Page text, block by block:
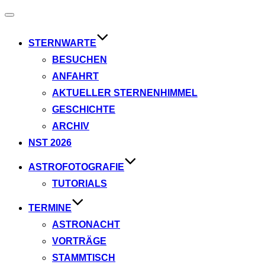
Navigation
STERNWARTE
BESUCHEN
ANFAHRT
AKTUELLER STERNENHIMMEL
GESCHICHTE
ARCHIV
NST 2026
ASTROFOTOGRAFIE
TUTORIALS
TERMINE
ASTRONACHT
VORTRÄGE
STAMMTISCH